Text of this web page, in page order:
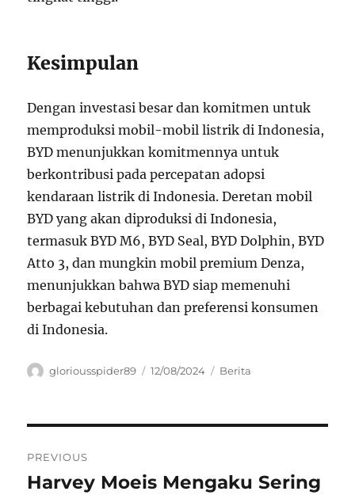
Kesimpulan
Dengan investasi besar dan komitmen untuk
memproduksi mobil-mobil listrik di Indonesia,
BYD menunjukkan komitmennya untuk
berkontribusi pada percepatan adopsi
kendaraan listrik di Indonesia. Deretan mobil
BYD yang akan diproduksi di Indonesia,
termasuk BYD M6, BYD Seal, BYD Dolphin, BYD
Atto 3, dan mungkin mobil premium Denza,
menunjukkan bahwa BYD siap memenuhi
berbagai kebutuhan dan preferensi konsumen
di Indonesia.
Author
gloriousspider89
Posted
12/08/2024 Categories
Berita
pos
PREVIOUS
Previous
Harvey Moeis Mengaku Sering